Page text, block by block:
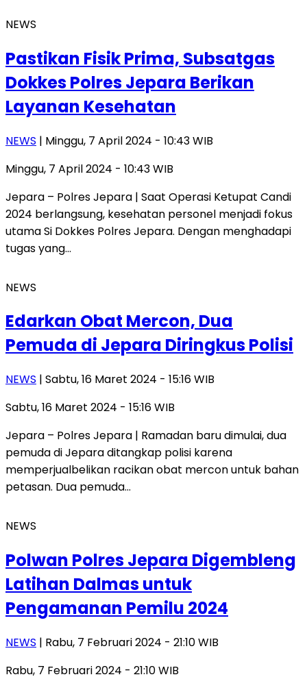
NEWS
Pastikan Fisik Prima, Subsatgas
Dokkes Polres Jepara Berikan
Layanan Kesehatan
NEWS | Minggu, 7 April 2024 - 10:43 WIB
Minggu, 7 April 2024 - 10:43 WIB
Jepara – Polres Jepara | Saat Operasi Ketupat Candi
2024 berlangsung, kesehatan personel menjadi fokus
utama Si Dokkes Polres Jepara. Dengan menghadapi
tugas yang…
NEWS
Edarkan Obat Mercon, Dua
Pemuda di Jepara Diringkus Polisi
NEWS | Sabtu, 16 Maret 2024 - 15:16 WIB
Sabtu, 16 Maret 2024 - 15:16 WIB
Jepara – Polres Jepara | Ramadan baru dimulai, dua
pemuda di Jepara ditangkap polisi karena
memperjualbelikan racikan obat mercon untuk bahan
petasan. Dua pemuda…
NEWS
Polwan Polres Jepara Digembleng
Latihan Dalmas untuk
Pengamanan Pemilu 2024
NEWS | Rabu, 7 Februari 2024 - 21:10 WIB
Rabu, 7 Februari 2024 - 21:10 WIB